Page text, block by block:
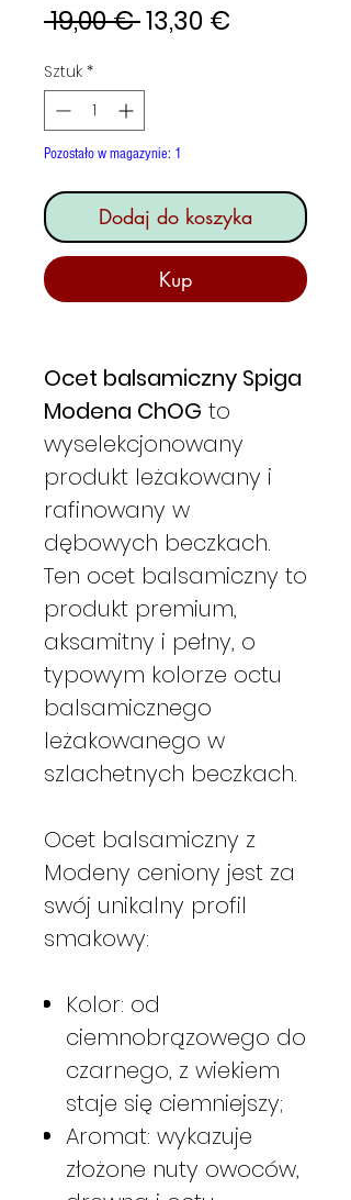
19,00 € Regularna
13,30 €
Sztuk *
Pozostało w magazynie: 1
Dodaj do koszyka
Kup
Ocet balsamiczny Spiga
Modena ChOG to
wyselekcjonowany
produkt leżakowany i
rafinowany w
dębowych beczkach.
Ten ocet balsamiczny to
produkt premium,
aksamitny i pełny, o
typowym kolorze octu
balsamicznego
leżakowanego w
szlachetnych beczkach.
Ocet balsamiczny z
Modeny ceniony jest za
swój unikalny profil
smakowy:
Kolor: od
ciemnobrązowego do
czarnego, z wiekiem
staje się ciemniejszy;
Aromat: wykazuje
złożone nuty owoców,